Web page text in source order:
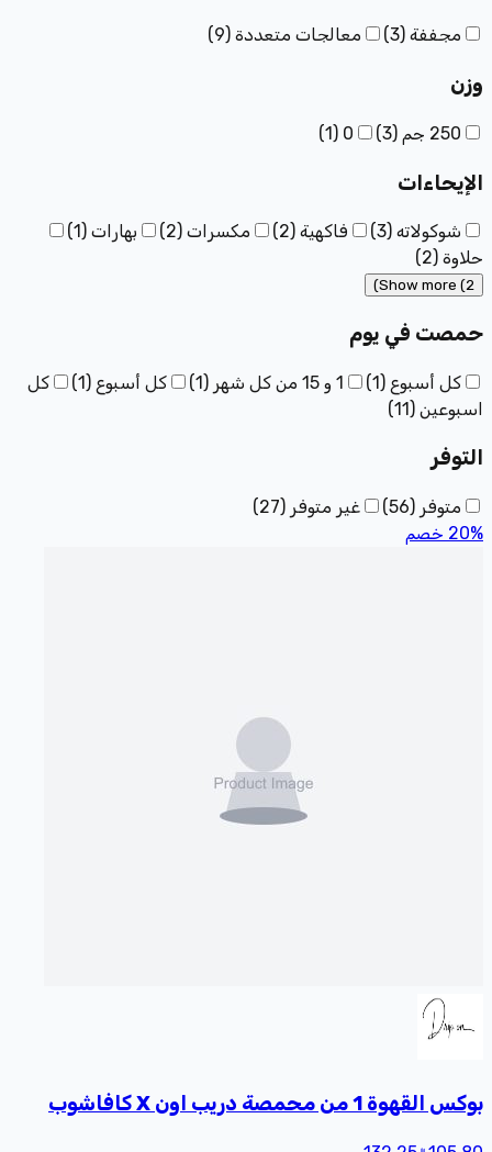
مجففة (
3
) معالجات متعددة (
9
)
وزن
250 جم (
3
)
0
(
1
)
الإيحاءات
شوكولاته (
3
) فاكهية (
2
) مكسرات (
2
) بهارات (
1
)
حلاوة (
2
)
Show more (2)
حمصت في يوم
كل أسبوع (
1
) 1 و 15 من كل شهر (
1
) كل أسبوع (
1
)
كل
اسبوعين (
11
)
التوفر
متوفر (
56
) غير متوفر (
27
)
20% خصم
بوكس القهوة 1 من محمصة دريب اون X كافاشوب